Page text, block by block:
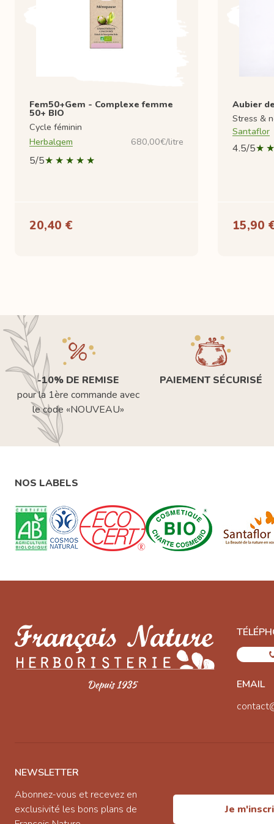
Fem50+Gem - Complexe femme
50+ BIO
Cycle féminin
Herbalgem
680,00€/litre
5/5
20,40 €
Aubier
Stress &
Santaflor
4.5/5
15,90
-10% DE REMISE
pour la 1ère commande avec
le code «NOUVEAU»
PAIEMENT SÉCURISÉ
NOS LABELS
EMAIL
NEWSLETTER
Abonnez-vous et recevez en
exclusivité les bons plans de
Je